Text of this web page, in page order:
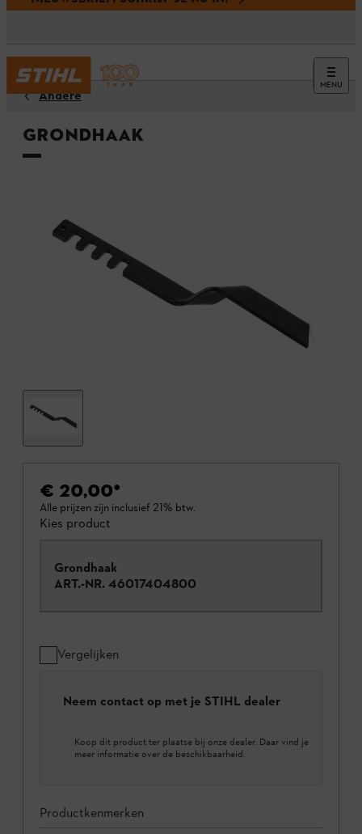
MENU
Andere
Grondhaak
€ 20,00*
Alle prijzen zijn inclusief 21% btw.
Kies product
Grondhaak
ART.-NR. 46017404800
Vergelijken
Neem contact op met je STIHL dealer
Koop dit product ter plaatse bij onze dealer. Daar vind je
meer informatie over de beschikbaarheid.
Productkenmerken